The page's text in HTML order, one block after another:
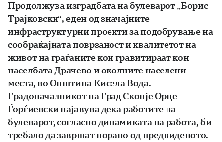
Продолжува изградбата на булеварот „Борис
Трајковски“, еден од значајните
инфраструктурни проекти за подобрување на
сообраќајната поврзаност и квалитетот на
живот на граѓаните кои гравитираат кон
населбата Драчево и околните населени
места, во Општина Кисела Вода.
Градоначалникот на Град Скопје Орце
Ѓорѓиевски најавува дека работите на
булеварот, согласно динамиката на работа, би
требало да завршат порано од предвиденото.